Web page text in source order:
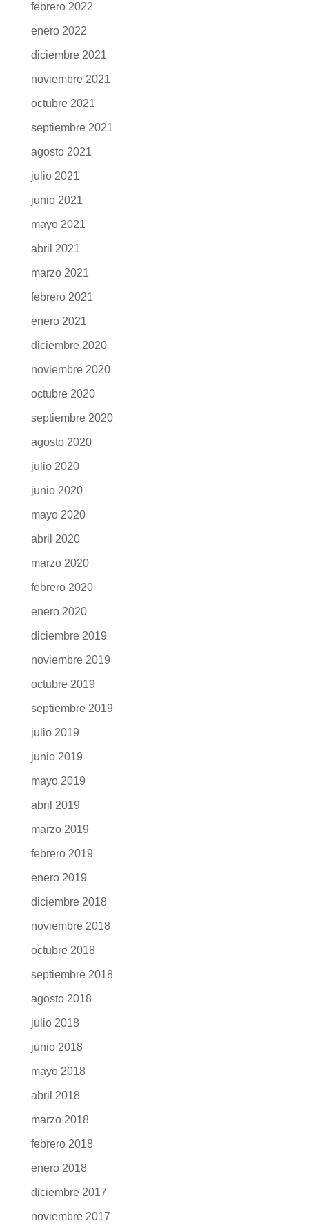
febrero 2022
enero 2022
diciembre 2021
noviembre 2021
octubre 2021
septiembre 2021
agosto 2021
julio 2021
junio 2021
mayo 2021
abril 2021
marzo 2021
febrero 2021
enero 2021
diciembre 2020
noviembre 2020
octubre 2020
septiembre 2020
agosto 2020
julio 2020
junio 2020
mayo 2020
abril 2020
marzo 2020
febrero 2020
enero 2020
diciembre 2019
noviembre 2019
octubre 2019
septiembre 2019
julio 2019
junio 2019
mayo 2019
abril 2019
marzo 2019
febrero 2019
enero 2019
diciembre 2018
noviembre 2018
octubre 2018
septiembre 2018
agosto 2018
julio 2018
junio 2018
mayo 2018
abril 2018
marzo 2018
febrero 2018
enero 2018
diciembre 2017
noviembre 2017